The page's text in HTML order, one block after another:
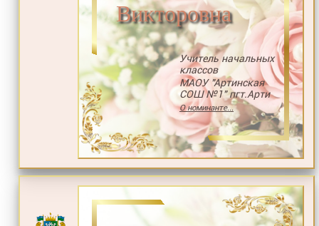
Викторовна
Учитель начальных
классов
МАОУ "Артинская
СОШ №1" пгт.Арти
О номинанте...